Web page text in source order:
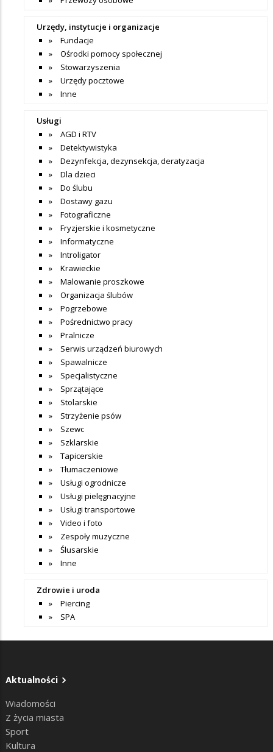
Urzędy, instytucje i organizacje
Fundacje
Ośrodki pomocy społecznej
Stowarzyszenia
Urzędy pocztowe
Inne
Usługi
AGD i RTV
Detektywistyka
Dezynfekcja, dezynsekcja, deratyzacja
Dla dzieci
Do ślubu
Dostawy gazu
Fotograficzne
Fryzjerskie i kosmetyczne
Informatyczne
Introligator
Krawieckie
Malowanie proszkowe
Organizacja ślubów
Pogrzebowe
Pośrednictwo pracy
Pralnicze
Serwis urządzeń biurowych
Spawalnicze
Specjalistyczne
Sprzątające
Stolarskie
Strzyżenie psów
Szewc
Szklarskie
Tapicerskie
Tłumaczeniowe
Usługi ogrodnicze
Usługi pielęgnacyjne
Usługi transportowe
Video i foto
Zespoły muzyczne
Ślusarskie
Inne
Zdrowie i uroda
Piercing
SPA
Aktualności
Wiadomości
Z życia miasta
Sport
Kultura